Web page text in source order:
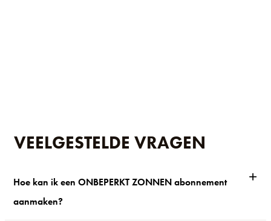
VEELGESTELDE VRAGEN
Hoe kan ik een ONBEPERKT ZONNEN abonnement
aanmaken?